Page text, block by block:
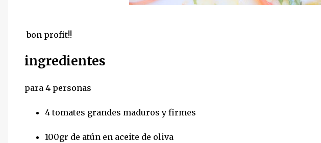
bon profit!!
ingredientes
para 4 personas
4 tomates grandes maduros y firmes
100gr de atún en aceite de oliva